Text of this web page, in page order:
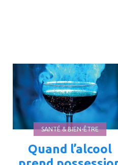
à
mes
favoris
SANTÉ & BIEN-ÊTRE
Quand l’alcool